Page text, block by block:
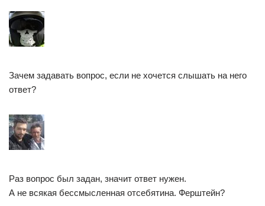
Зачем задавать вопрос, если не хочется слышать на него
ответ?
Раз вопрос был задан, значит ответ нужен.
А не всякая бессмысленная отсебятина. Ферштейн?